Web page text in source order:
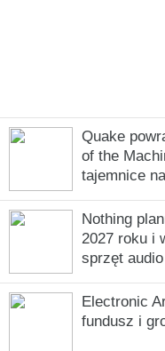
Quake
of the
tajemnice
Nothing
2027 roku i
sprzęt audio
Electronic
fundusz i